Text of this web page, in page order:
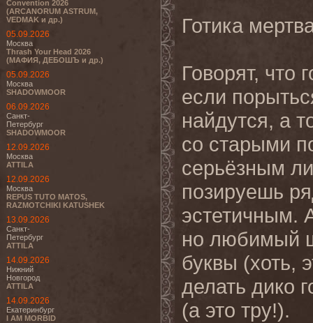
Convention 2026
(ARCANORUM ASTRUM,
VEDMAK и др.)
05.09.2026
Москва
Thrash Your Head 2026
(МАФИЯ, ДЕБОШЪ и др.)
05.09.2026
Москва
SHADOWMOOR
06.09.2026
Санкт-
Петербург
SHADOWMOOR
12.09.2026
Москва
ATTILA
12.09.2026
Москва
REPUS TUTO MATOS,
RAZMOTCHIKI KATUSHEK
13.09.2026
Санкт-
Петербург
ATTILA
14.09.2026
Нижний
Новгород
ATTILA
14.09.2026
Екатеринбург
I AM MORBID
Готика
Говорят, что
если
найдутся, а
со старыми
серьёзным
позируешь
эстетичным.
но любимый
буквы (хоть,
делать дико
(а это тру!).